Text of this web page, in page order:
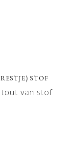
STOF
van stof